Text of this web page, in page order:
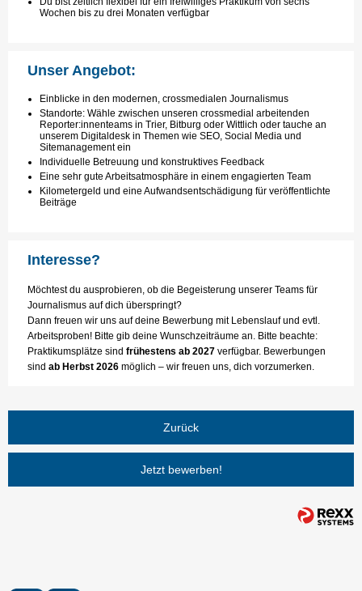
Wochen bis zu drei Monaten verfügbar
Unser Angebot:
Einblicke in den modernen, crossmedialen Journalismus
Standorte: Wähle zwischen unseren crossmedial arbeitenden
Reporter:innenteams in Trier, Bitburg oder Wittlich oder tauche an
unserem Digitaldesk in Themen wie SEO, Social Media und
Sitemanagement ein
Individuelle Betreuung und konstruktives Feedback
Eine sehr gute Arbeitsatmosphäre in einem engagierten Team
Kilometergeld und eine Aufwandsentschädigung für veröffentlichte
Beiträge
Interesse?
Möchtest du ausprobieren, ob die Begeisterung unserer Teams für
Journalismus auf dich überspringt?
Dann freuen wir uns auf deine Bewerbung mit Lebenslauf und evtl.
Arbeitsproben! Bitte gib deine Wunschzeiträume an. Bitte beachte:
Praktikumsplätze sind frühestens ab 2027 verfügbar. Bewerbungen
sind ab Herbst 2026 möglich – wir freuen uns, dich vorzumerken.
Zurück
Jetzt bewerben!